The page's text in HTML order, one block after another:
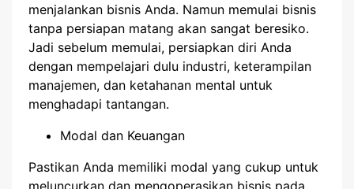
menjalankan bisnis Anda. Namun memulai bisnis
tanpa persiapan matang akan sangat beresiko.
Jadi sebelum memulai, persiapkan diri Anda
dengan mempelajari dulu industri, keterampilan
manajemen, dan ketahanan mental untuk
menghadapi tantangan.
Modal dan Keuangan
Pastikan Anda memiliki modal yang cukup untuk